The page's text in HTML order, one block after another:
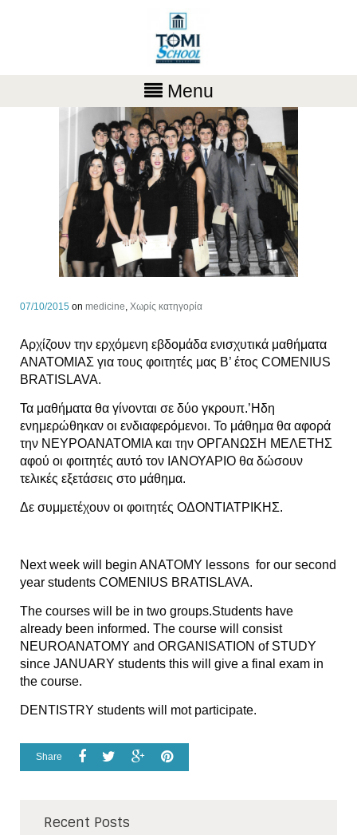
Menu
07/10/2015 on medicine, Χωρίς κατηγορία
Αρχίζουν την ερχόμενη εβδομάδα ενισχυτικά μαθήματα
ΑΝΑΤΟΜΙΑΣ για τους φοιτητές μας Β’ έτος COMENIUS
BRATISLAVA.
Τα μαθήματα θα γίνονται σε δύο γκρουπ.’Ηδη
ενημερώθηκαν οι ενδιαφερόμενοι. Το μάθημα θα αφορά
την ΝΕΥΡΟΑΝΑΤΟΜΙΑ και την ΟΡΓΑΝΩΣΗ ΜΕΛΕΤΗΣ
αφού οι φοιτητές αυτό τον ΙΑΝΟΥΑΡΙΟ θα δώσουν
τελικές εξετάσεις στο μάθημα.
Δε συμμετέχουν οι φοιτητές ΟΔΟΝΤΙΑΤΡΙΚΗΣ.
Next week will begin ANATOMY lessons for our second
year students COMENIUS BRATISLAVA.
The courses will be in two groups.Students have
already been informed. The course will consist
NEUROANATOMY and ORGANISATION of STUDY
since JANUARY students this will give a final exam in
the course.
DENTISTRY students will mot participate.
Share
Recent Posts